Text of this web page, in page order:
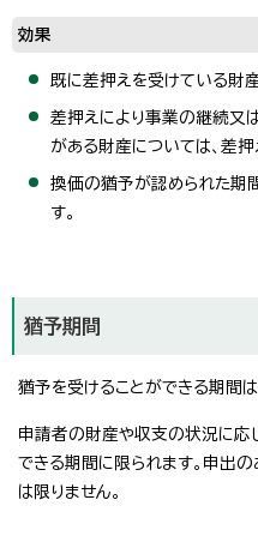
効果
既に差押えを受けている財
差押えにより事業の継続又
がある財産については、差
換価の猶予が認められた期
す。
猶予期間
猶予を受けることができる期間は
申請者の財産や収支の状況に応
できる期間に限られます。申出
は限りません。